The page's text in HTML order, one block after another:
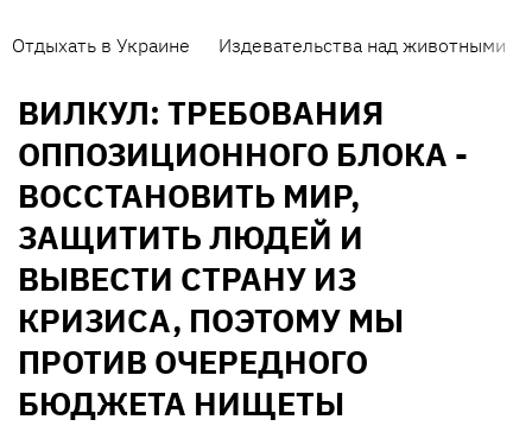
Отдыхать в Украине Издевательства над животными
ВИЛКУЛ: ТРЕБОВАНИЯ
ОППОЗИЦИОННОГО БЛОКА -
ВОССТАНОВИТЬ МИР,
ЗАЩИТИТЬ ЛЮДЕЙ И
ВЫВЕСТИ СТРАНУ ИЗ
КРИЗИСА, ПОЭТОМУ МЫ
ПРОТИВ ОЧЕРЕДНОГО
БЮДЖЕТА НИЩЕТЫ